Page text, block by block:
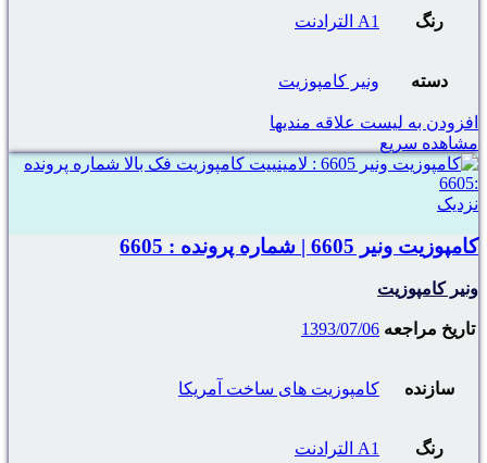
رنگ A1 الترادنت
دسته ونیر کامپوزیت
افزودن به لیست علاقه مندیها
مشاهده سریع
نزدیک
کامپوزیت ونیر 6605 | شماره پرونده : 6605
ونیر کامپوزیت
تاریخ مراجعه 1393/07/06
سازنده کامپوزیت های ساخت آمریکا
رنگ A1 الترادنت